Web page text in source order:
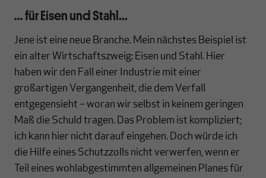
... für Eisen und Stahl...
Jene ist eine neue Branche. Mein nächstes Beispiel ist
ein alter Wirtschaftszweig: Eisen und Stahl. Hier
haben wir den Fall einer Industrie mit einer
großartigen Vergangenheit, die dem Verfall
entgegensieht – woran wir selbst in keinem geringen
Maß die Schuld tragen. Das Problem ist kompliziert;
ich kann hier nicht darauf eingehen. Doch würde ich
die Hilfe eines Schutzzolls nicht verwerfen, wenn er
Teil eines wohlabgestimmten allgemeinen Planes für